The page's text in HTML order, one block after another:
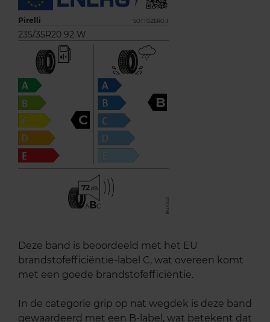
Pirelli SOTTOZERO 3
235/35R20 92 W
C
B
72
ABC
Deze band is beoordeeld met het EU
brandstofefficiëntie-label C, wat overeen komt
met een goede brandstofefficiëntie.
In de categorie grip op nat wegdek is deze band
gewaardeerd met een B-label, wat betekent dat